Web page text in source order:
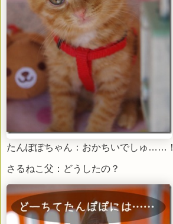
たんぽぽちゃん：おかちいでしゅ……！
さるねこ父：どうしたの？